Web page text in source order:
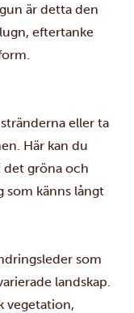
är detta den
eftertanke
eller ta
Här kan du
det gröna och
som känns långt
som
landskap.
vegetation,